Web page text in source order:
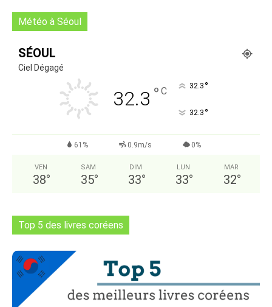
Météo à Séoul
SÉOUL
Ciel Dégagé
32.3 ° C 32.3 °
32.3 °
61% 0.9m/s 0%
VEN
38°
SAM
35°
DIM
33°
LUN
33°
MAR
32°
Top 5 des livres coréens